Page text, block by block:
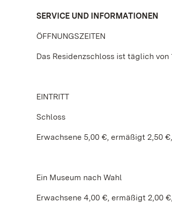
SERVICE UND INFORMATIONEN
ÖFFNUNGSZEITEN
Das Residenzschloss ist täglich von
EINTRITT
Schloss
Erwachsene 5,00 €, ermäßigt 2,50
Ein Museum nach Wahl
Erwachsene 4,00 €, ermäßigt 2,00